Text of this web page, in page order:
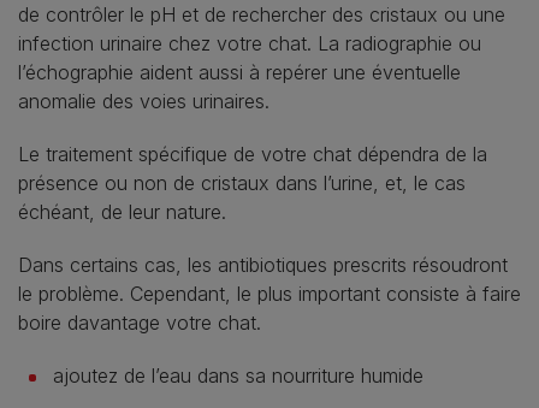
de contrôler le pH et de rechercher des cristaux ou une
infection urinaire chez votre chat. La radiographie ou
l’échographie aident aussi à repérer une éventuelle
anomalie des voies urinaires.
Le traitement spécifique de votre chat dépendra de la
présence ou non de cristaux dans l’urine, et, le cas
échéant, de leur nature.
Dans certains cas, les antibiotiques prescrits résoudront
le problème. Cependant, le plus important consiste à faire
boire davantage votre chat.
ajoutez de l’eau dans sa nourriture humide